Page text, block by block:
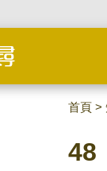
首頁 >
48